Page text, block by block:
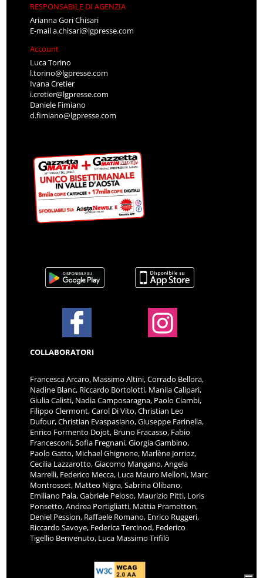
RESPONSABILE DI AGENZIA
Arianna Gori Chisari
E-maila.chisari@lgpresse.com
Account
Luca Torino
l.torino@lgpresse.com
Ivana Cretier
i.cretier@lgpresse.com
Daniele Fimiano
d.fimiano@lgpresse.com
COLLABORATORI
Francesca Arcaro, Massimo Altini, Corrado Bellora,
Nadine Blanc, Riccardo Bortolotti, Manila Calipari,
Giulia Calisti, Nadia Camposaragna, Paolo Ciambi,
Filippo Clermont, Carol Di Vito, Christian Leo
Dufour, Christian Evaspasiano, Giuseppe Farinella,
Enrico Formento Dojot, Bruno Fracasso, Fabio
Francesconi, Sofia Fregnani, Giorgia Gambino,
Paolo Gatto, Michael Ghignone, Marlène Jorrioz,
Cecilia Lazzarotto, Giacomo Mangano, Angela
Marrelli, Federico Mecca, Luca Mauro Melloni, Marc
Montrosset, Matteo Nigra, Sabrina Olibano,
Emiliano Pala, Gabriele Peloso, Maurizio Pitti, Loris
Ponsetto, Andrea Portigliatti, Mattia Pramotton,
Deniel Pession, Raffaele Romano, Enrico Ruggeri,
Riccardo Savoye, Federica Tercinod, Federico
Tigellio Benvenuto, Luca Massimo Trifilò